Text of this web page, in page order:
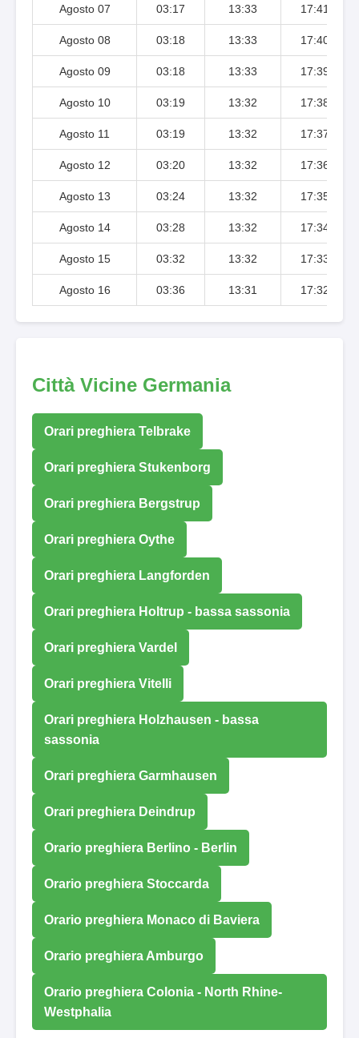
Agosto 07 03:17 13:33 17:41
Agosto 08 03:18 13:33 17:40
Agosto 09 03:18 13:33 17:39
Agosto 10 03:19 13:32 17:38
Agosto 11 03:19 13:32 17:37
Agosto 12 03:20 13:32 17:36
Agosto 13 03:24 13:32 17:35
Agosto 14 03:28 13:32 17:34
Agosto 15 03:32 13:32 17:33
Agosto 16 03:36 13:31 17:32
Città Vicine Germania
Orari preghiera Telbrake
Orari preghiera Stukenborg
Orari preghiera Bergstrup
Orari preghiera Oythe
Orari preghiera Langforden
Orari preghiera Holtrup - bassa sassonia
Orari preghiera Vardel
Orari preghiera Vitelli
Orari preghiera Holzhausen - bassa
sassonia
Orari preghiera Garmhausen
Orari preghiera Deindrup
Orario preghiera Berlino - Berlin
Orario preghiera Stoccarda
Orario preghiera Monaco di Baviera
Orario preghiera Amburgo
Orario preghiera Colonia - North Rhine-
Westphalia